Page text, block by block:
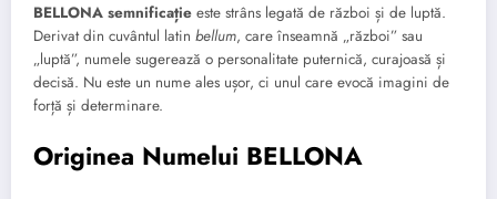
BELLONA semnificație este strâns legată de război și de luptă.
Derivat din cuvântul latin bellum, care înseamnă „război” sau
„luptă”, numele sugerează o personalitate puternică, curajoasă și
decisă. Nu este un nume ales ușor, ci unul care evocă imagini de
forță și determinare.
Originea Numelui BELLONA